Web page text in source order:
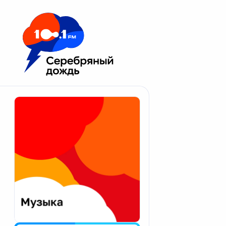
Москва 100.1 FM
Апатиты
Екатеринбург
Калининград
Калуга